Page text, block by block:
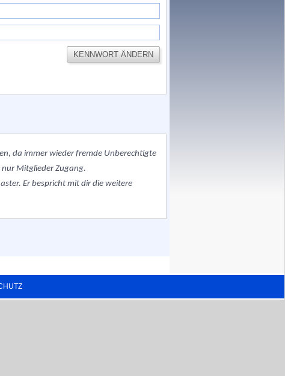
da immer wieder fremde Unberechtigte
Mitglieder Zugang.
Er bespricht mit dir die weitere